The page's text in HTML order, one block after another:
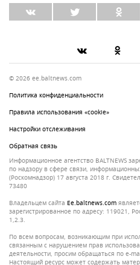
© 2026 ee.baltnews.com
Политика конфиденциальности
Правила использования «cookie»
Настройки отслеживания
Обратная связь
Информационное агентство BALTNEWS
по надзору в сфере связи,
(Роскомнадзор) 17 августа 2018 г.
73480
Владельцем сайта
ee.baltnews.com
зарегистрированное по адресу: 119021,
1,2.3.
По всем вопросам, возникающим при
связанным с нарушением прав
деятельности, просим обращаться по e-
Настоящий ресурс может содержать